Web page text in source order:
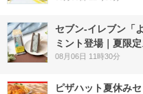
セブン‐イレブン「
ミント登場｜夏限
08月06日 11時30分
ピザハット夏休み